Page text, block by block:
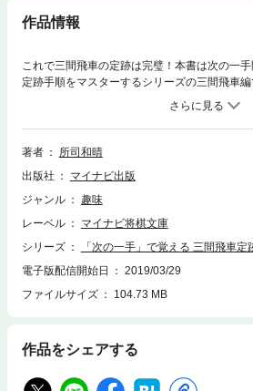
作品情報
これで三間飛車の定跡は完璧！本書は次の一
定跡手順をマスターするシリーズの三間飛車
クをはじめ、新しい戦法や手順が数多く開発
なりつつあります。しかし、三間飛車を指す
の居飛車の急戦策に対する正しい対処法を前
がありますし、天敵と言える居飛車穴熊への対
一冊で覚えたい！そのご要望を叶えるのが本書
で。クラシックな形から最新型まで。404問も
車を相手にする居飛車党にも役立つ一冊です。
手順を完全にマスターしてください。
著者
所司和晴
出版社
マイナビ出版
ジャンル
趣味
レーベル
マイナビ将棋文庫
シリーズ
「次の一手」で覚える 三間飛車
電子版配信開始日
2019/03/29
ファイルサイズ
104.73 MB
作品をシェアする